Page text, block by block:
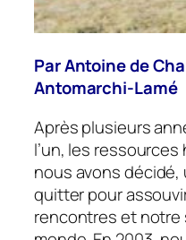
Par Antoine de
Antomarchi-Lamé
Après plusieurs
l’un, les ressources
nous avons
quitter pour
rencontres et notre